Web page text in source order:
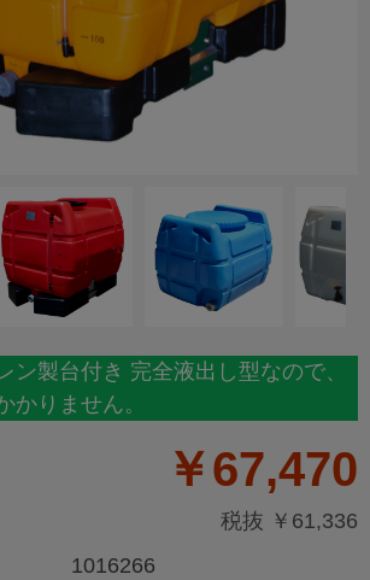
ン製台付き 完全液出し型なので、
かりません。
￥67,470
税抜 ￥61,336
1016266